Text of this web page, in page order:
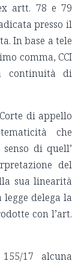
artt. 78 e 79
presso il
In base a tele
comma, CCI
continuità di
di appello
che
di quell’
del
sua linearità
delega la
con l’art.
17 alcuna